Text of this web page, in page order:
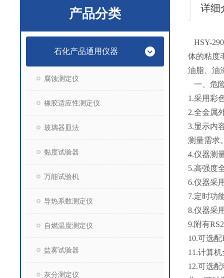
产品分类
石化产品通用仪器
腐蚀测定仪
橡胶适应性测定仪
玻璃器皿法
黏度试验器
万能试验机
导热系数测定仪
自燃温度测定仪
盐雾试验器
灰分测定仪
详细
HSY-
体的粘度
油脂、油
一、危
1.采用彩
2.全金属
3.显示内
测量需求
4.仪器测
5.高强度
6.仪器采
7.定时功
8.仪器采
9.附有
10.可选
11.计算
12.可选